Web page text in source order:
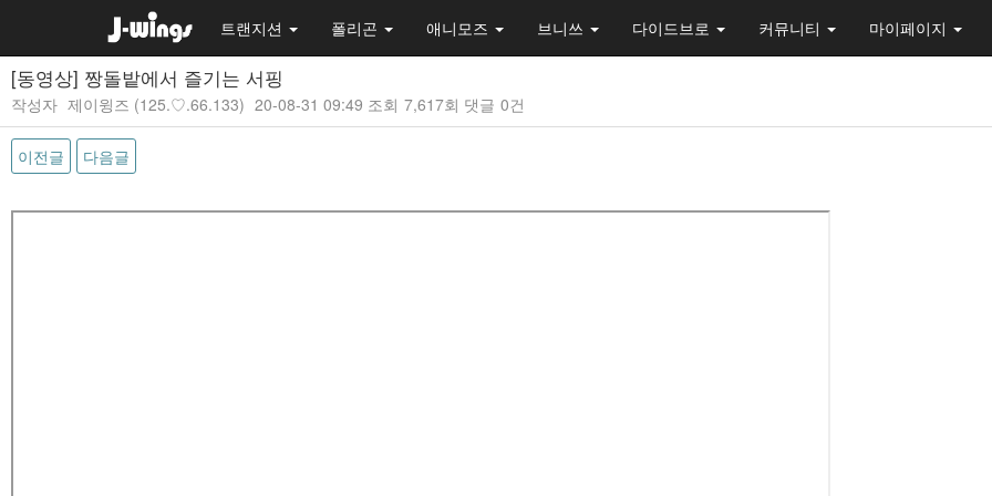
트랜지션 폴리곤 애니모즈 브니쓰 다이드브로 커뮤니티 마이페이지
[동영상] 짱돌밭에서 즐기는 서핑
작성자 제이윙즈 (125.♡.66.133) 20-08-31 09:49 조회 7,617회 댓글 0건
이전글 다음글
본문